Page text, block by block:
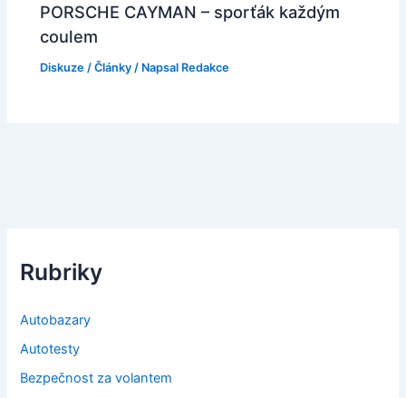
PORSCHE CAYMAN – sporťák každým
coulem
Diskuze /Články / Napsal Redakce
Rubriky
Autobazary
Autotesty
Bezpečnost za volantem